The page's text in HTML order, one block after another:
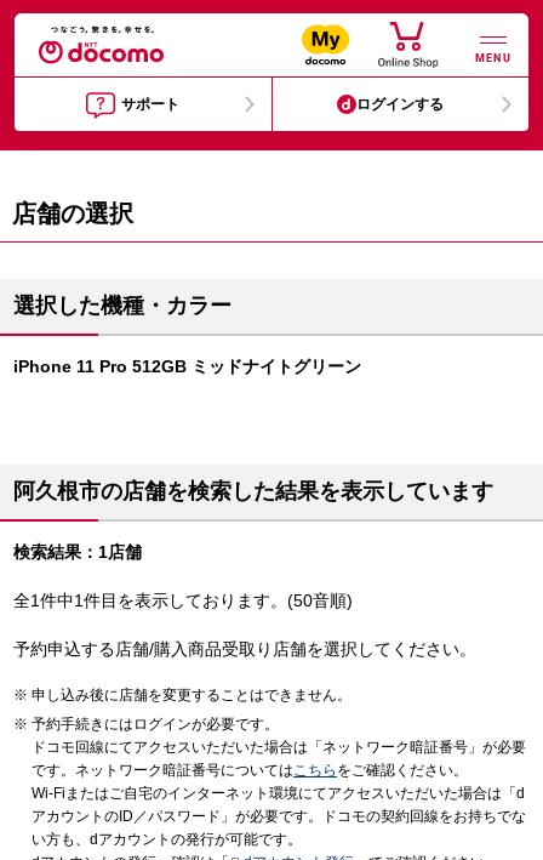
MENU
サポート ログインする
店舗の選択
選択した機種・カラー
iPhone 11 Pro 512GB ミッドナイトグリーン
阿久根市の店舗を検索した結果を表示しています
検索結果：1店舗
全1件中1件目を表示しております。(50音順)
予約申込する店舗/購入商品受取り店舗を選択してください。
申し込み後に店舗を変更することはできません。
予約手続きにはログインが必要です。
ドコモ回線にてアクセスいただいた場合は「ネットワーク暗証番号」が必要
です。ネットワーク暗証番号についてはこちら をご確認ください。
Wi-Fiまたはご自宅のインターネット環境にてアクセスいただいた場合は「d
アカウントのID／パスワード」が必要です。ドコモの契約回線をお持ちでな
い方も、dアカウントの発行が可能です。